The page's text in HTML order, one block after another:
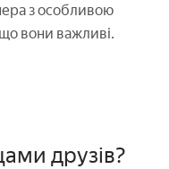
з особливою
вони важливі.
друзів?